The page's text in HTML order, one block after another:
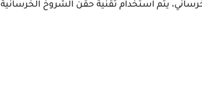
يتم استخدام تقنية حقن الشروخ الخرسانية